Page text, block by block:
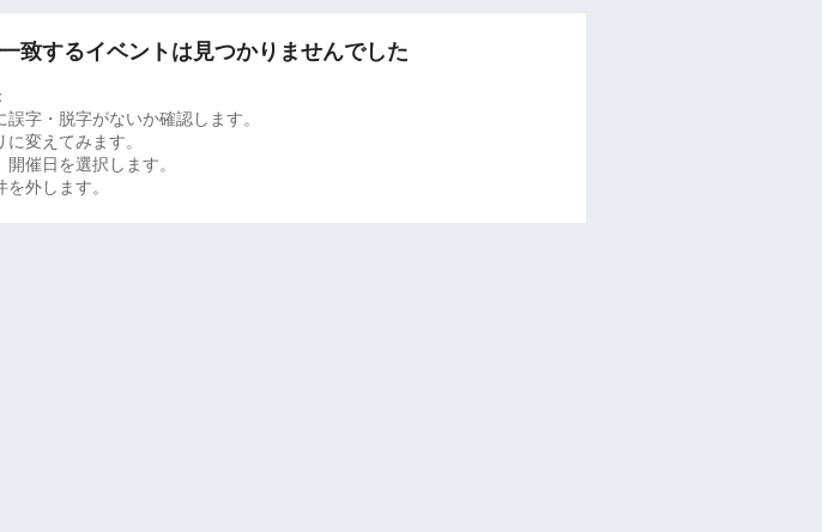
致するイベントは見つかりませんでした
誤字・脱字がないか確認します。
に変えてみます。
開催日を選択します。
を外します。